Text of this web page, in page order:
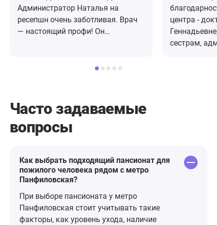
Администратор Наталья на
ресепшн очень заботливая. Врач
— настоящий профи! Он
ответил на все вопросы. После
Уже дома у меня возникли
вопросы по приему. Звонила в
клинику с вопросом, мне в тот же
день перезвонил доктор и все
не встречала. 10 из 10!
центра - доктору Ольге
сестрам,
работу. Летом бывает приятно
погулять
Часто задаваемые
вопросы
Как выбрать подходящий пансионат для
пожилого человека рядом с метро
Панфиловская?
При выборе пансионата у метро
Панфиловская стоит учитывать такие
факторы, как уровень ухода, наличие